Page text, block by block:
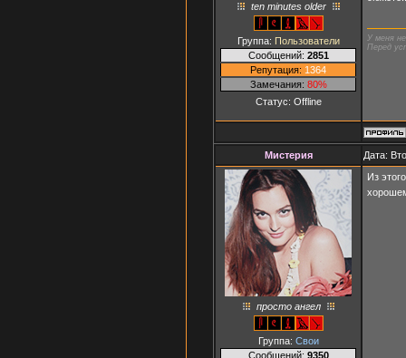
ten minutes older
Группа: Пользователи
Сообщений: 2851
Репутация: 1364
Замечания: 80%
Статус: Offline
У меня
Перед
Мистерия Дата:
просто ангел
Группа: Свои
Сообщений: 9350
Из